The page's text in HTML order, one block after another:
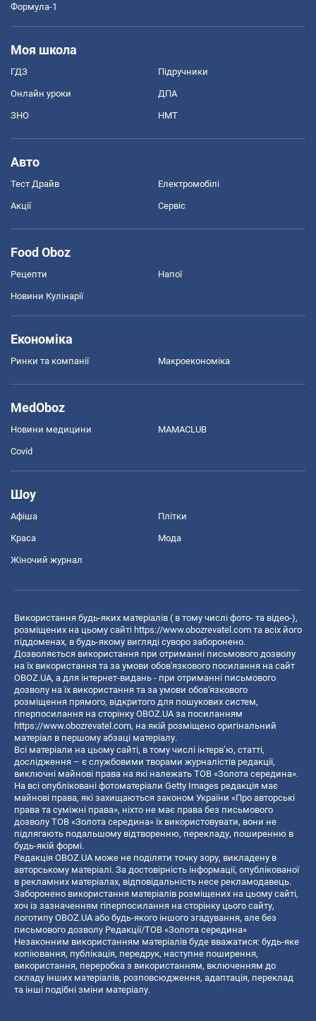
Формула-1
Моя школа
ГДЗ Підручники
Онлайн уроки ДПА
ЗНО НМТ
Авто
Тест Драйв Електромобілі
Акції Сервіс
Food Oboz
Рецепти Напої
Новини Кулінарії
Економіка
Ринки та компанії Макроекономіка
MedOboz
Новини медицини MAMACLUB
Covid
Шоу
Афіша Плітки
Краса Мода
Жіночий журнал
Використання будь-яких матеріалів ( в тому числі фото- та відео-),
розміщених на цьому сайті https://www.obozrevatel.com та всіх його
піддоменах, в будь-якому вигляді суворо заборонено.
Дозволяється використання при отриманні письмового дозволу
на їх використання та за умови обов'язкового посилання на сайт
OBOZ.UA, а для інтернет-видань - при отриманні письмового
дозволу на їх використання та за умови обов'язкового
розміщення прямого, відкритого для пошукових систем,
гіперпосилання на сторінку OBOZ.UA за посиланням
https://www.obozrevatel.com, на якій розміщено оригінальний
матеріал в першому абзаці матеріалу.
Всі матеріали на цьому сайті, в тому числі інтерв’ю, статті,
дослідження – є службовими творами журналістів редакції,
виключні майнові права на які належать ТОВ «Золота середина».
На всі опубліковані фотоматеріали Getty Images редакція має
майнові права, які захищаються законом України «Про авторські
права та суміжні права», ніхто не має права без письмового
дозволу ТОВ «Золота середина» їх використовувати, вони не
підлягають подальшому відтворенню, перекладу, поширенню в
будь-якій формі.
Редакція OBOZ.UA може не поділяти точку зору, викладену в
авторському матеріалі. За достовірність інформації, опублікованої
в рекламних матеріалах, відповідальність несе рекламодавець.
Заборонено використання матеріалів розміщених на цьому сайті,
хоч із зазначенням гіперпосилання на сторінку цього сайту,
логотипу OBOZ.UA або будь-якого іншого згадування, але без
письмового дозволу Редакції/ТОВ «Золота середина»
Незаконним використанням матеріалів буде вважатися: будь-яке
копiювання, публiкацiя, передрук, наступне поширення,
використання, переробка з використанням, включенням до
складу інших матеріалів, розповсюдження, адаптація, переклад
та інші подібні зміни матеріалу.